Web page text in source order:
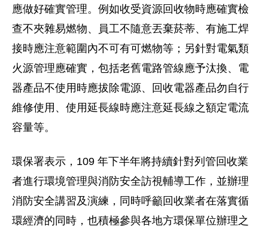
應做好確實管理。例如收受資源回收物時應確實檢
查不夾雜易燃物、員工不隨意丟棄菸蒂、有施工焊
接時應注意範圍內不可有可燃物等；另針對電氣類
火源管理應確實，包括老舊電路管線應予汰換、電
器產品不使用時應拔除電源、回收電器產品勿自行
維修使用、使用延長線時應注意延長線之額定電流
容量等。
環保署表示，109 年下半年將持續針對列管回收業
者進行環境管理與消防安全訪視輔導工作，並辦理
消防安全講習及演練，同時呼籲回收業者在落實循
環經濟的同時，也積極參與各地方環保單位辦理之